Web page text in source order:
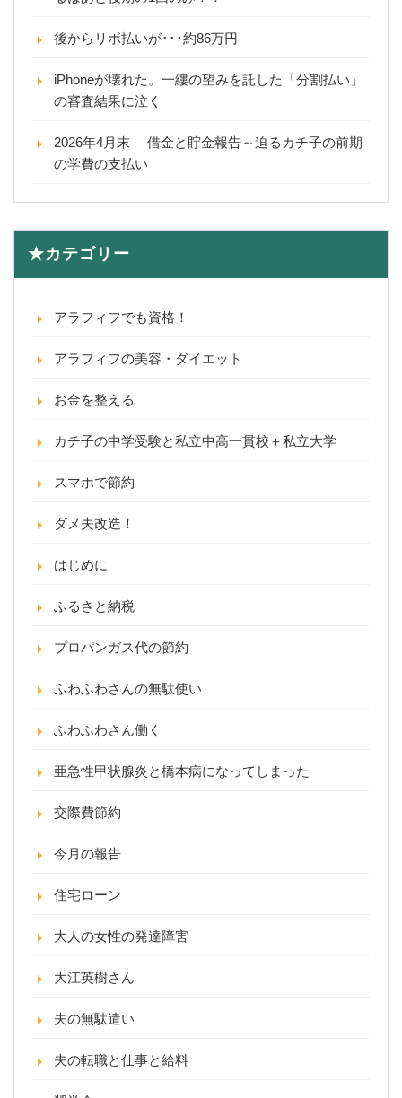
後からリボ払いが･･･約86万円
iPhoneが壊れた。一縷の望みを託した「分割払い」
の審査結果に泣く
2026年4月末 借金と貯金報告～迫るカチ子の前期
の学費の支払い
★カテゴリー
アラフィフでも資格！
アラフィフの美容・ダイエット
お金を整える
カチ子の中学受験と私立中高一貫校＋私立大学
スマホで節約
ダメ夫改造！
はじめに
ふるさと納税
プロパンガス代の節約
ふわふわさんの無駄使い
ふわふわさん働く
亜急性甲状腺炎と橋本病になってしまった
交際費節約
今月の報告
住宅ローン
大人の女性の発達障害
大江英樹さん
夫の無駄遣い
夫の転職と仕事と給料